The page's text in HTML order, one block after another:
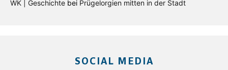
WK | Geschichte bei Prügelorgien mitten in der Stadt
SOCIAL MEDIA